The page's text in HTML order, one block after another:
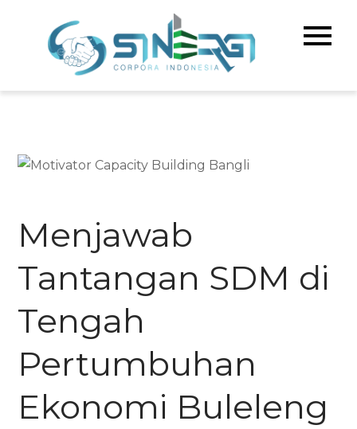
content
Menjawab
Tantangan SDM di
Tengah
Pertumbuhan
Ekonomi Buleleng